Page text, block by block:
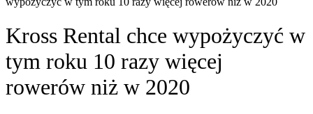
Kross Rental chce wypożyczyć w
tym roku 10 razy więcej
rowerów niż w 2020